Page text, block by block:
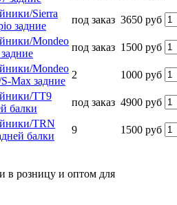
Sierra
задние
под заказ 3650 руб
Mondeo
под заказ 1500 руб
Mondeo
Max задние
2 1000 руб
TT9
балки
под заказ 4900 руб
TRN
балки
9 1500 руб
в розницу и оптом для